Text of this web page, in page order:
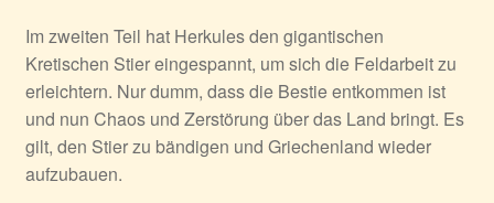
Im zweiten Teil hat Herkules den gigantischen
Kretischen Stier eingespannt, um sich die Feldarbeit zu
erleichtern. Nur dumm, dass die Bestie entkommen ist
und nun Chaos und Zerstörung über das Land bringt. Es
gilt, den Stier zu bändigen und Griechenland wieder
aufzubauen.